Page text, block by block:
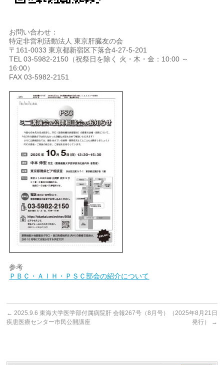
お問い合わせ：
特定非営利活動法人 東京肝臓友の会
〒161-0033 東京都新宿区下落合4-27-5-201
TEL 03-5982-2150（祝祭日を除く 火・木・金：10:00 ～
16:00）
FAX 03-5982-2151
参考
ＰＢＣ・ＡＩＨ・ＰＳＣ部会の紹介について
← 2025.9.6 東海大学医学部付属病院肝
疾患医療センター市民公開講座
会報267号（8月号）（2025年8月21日
発行）
→